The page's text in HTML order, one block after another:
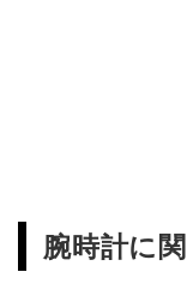
腕時計に